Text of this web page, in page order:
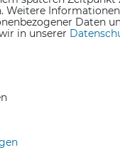
AUCH
Weitere
Daten
in unserer